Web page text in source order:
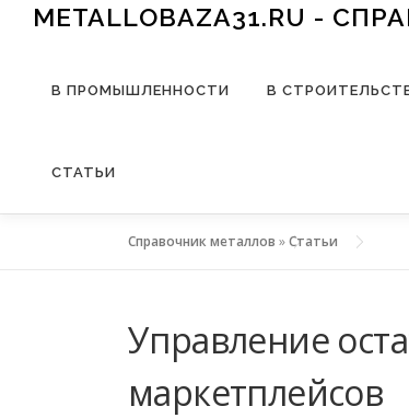
METALLOBAZA31.RU -
В ПРОМЫШЛЕННОСТИ В
СТАТЬИ
Справочник металлов »Статьи
Управление
маркетплейсов